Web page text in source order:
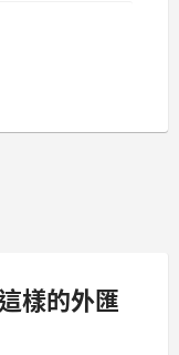
樣的外匯